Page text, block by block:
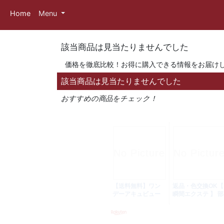
Home Menu
該当商品は見当たりませんでした
価格を徹底比較！お得に購入できる情報をお届け
該当商品は見当たりませんでした
おすすめの商品をチェック！